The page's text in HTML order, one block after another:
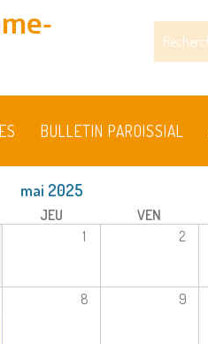
BULLETIN PAROISSIAL
mai 2025
JEU VEN
1 2
8 9